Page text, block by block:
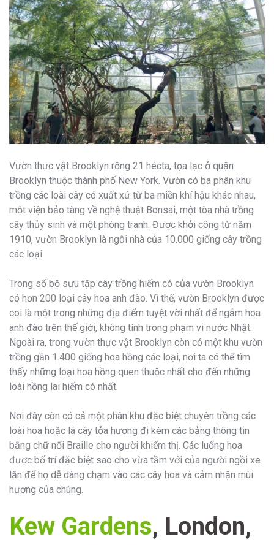
Vườn thực vật Brooklyn rộng 21 hécta, tọa lạc ở quận
Brooklyn thuộc thành phố New York. Vườn có ba phân khu
trồng các loài cây có xuất xứ từ ba miền khí hậu khác nhau,
một viện bảo tàng về nghệ thuật Bonsai, một tòa nhà trồng
cây thủy sinh và một phòng tranh. Được khởi công từ năm
1910, vườn Brooklyn là ngôi nhà của 10.000 giống cây trồng
các loại.
Trong số bộ sưu tập cây trồng hiếm có của vườn Brooklyn
có hơn 200 loại cây hoa anh đào. Vì thế, vườn Brooklyn được
coi là một trong những địa điểm tuyệt vời nhất để ngắm hoa
anh đào trên thế giới, không tính trong phạm vi nước Nhật.
Ngoài ra, trong vườn thực vật Brooklyn còn có một khu vườn
trồng gần 1.400 giống hoa hồng các loại, nơi ta có thể tìm
thấy những loại hoa hồng quen thuộc nhất cho đến những
loài hồng lai hiếm có nhất.
Nơi đây còn có cả một phân khu đặc biệt chuyên trồng các
loài hoa hoặc lá cây tỏa hương đi kèm các bảng thông tin
bằng chữ nổi Braille cho người khiếm thị. Các luống hoa
được bố trí đặc biệt sao cho vừa tầm với của người ngồi xe
lăn để họ dễ dàng chạm vào các cây hoa và cảm nhận mùi
hương của chúng.
Kew Gardens, London,